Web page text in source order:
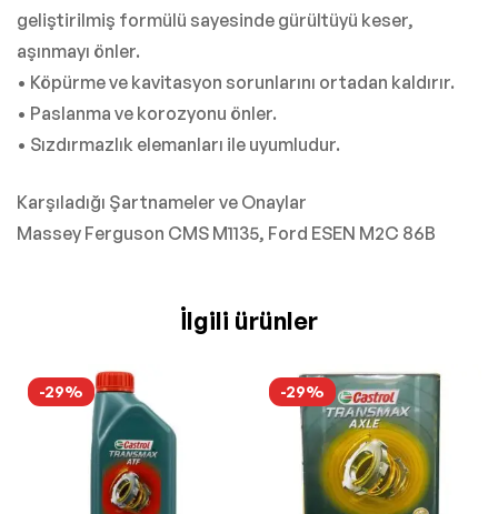
geliştirilmiş formülü sayesinde gürültüyü keser,
aşınmayı önler.
• Köpürme ve kavitasyon sorunlarını ortadan kaldırır.
• Paslanma ve korozyonu önler.
• Sızdırmazlık elemanları ile uyumludur.
Karşıladığı Şartnameler ve Onaylar
Massey Ferguson CMS M1135, Ford ESEN M2C 86B
İlgili ürünler
-29% -29%